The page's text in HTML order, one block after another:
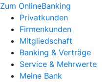
Zum OnlineBanking
Privatkunden
Firmenkunden
Mitgliedschaft
Banking & Verträge
Service & Mehrwerte
Meine Bank